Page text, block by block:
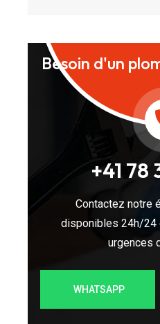
Besoin d'un
+41 78
Contactez notre
disponibles 24h/24
urgences
WHATSAPP